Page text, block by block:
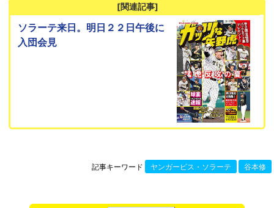
[関連記事]
ソラーテ来日。明日２２日午後に
入団会見
記事キーワード ヤンガービス・ソラーテ 谷本修